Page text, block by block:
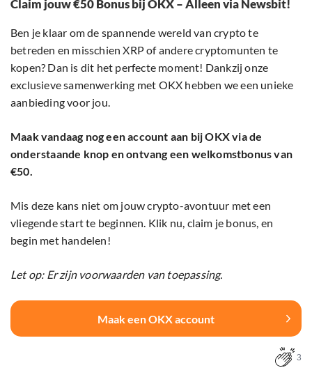
Claim jouw €50 Bonus bij OKX – Alleen via Newsbit!
Ben je klaar om de spannende wereld van crypto te
betreden en misschien XRP of andere cryptomunten te
kopen? Dan is dit het perfecte moment! Dankzij onze
exclusieve samenwerking met OKX hebben we een unieke
aanbieding voor jou.
Maak vandaag nog een account aan bij OKX via de
onderstaande knop en ontvang een welkomstbonus van
€50.
Mis deze kans niet om jouw crypto-avontuur met een
vliegende start te beginnen. Klik nu, claim je bonus, en
begin met handelen!
Let op: Er zijn voorwaarden van toepassing.
Maak een OKX account
3